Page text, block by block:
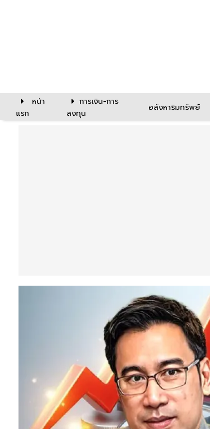
หน้า
แรก
การเงิน-การ
ลงทุน
อสังหาริมทรัพย์